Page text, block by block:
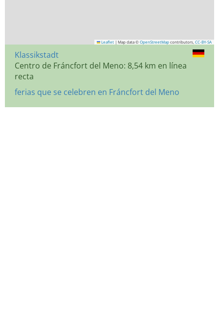
Leaflet | Map data © OpenStreetMap contributors, CC-BY-SA
Klassikstadt
Centro de Fráncfort del Meno: 8,54 km en línea
recta
ferias que se celebren en Fráncfort del Meno